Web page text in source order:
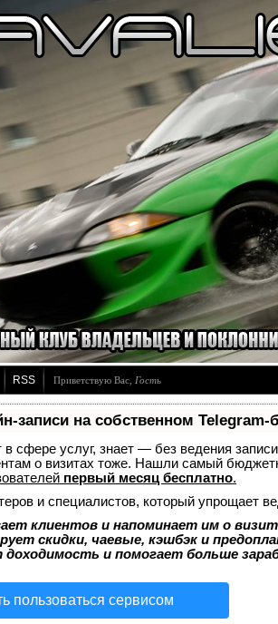
RSS Приветствую Вас Гость
записи на собственном Telegram-
в сфере услуг, знает — без ведения
о визитах тоже. Нашли самый
первый месяц бесплатно.
и специалистов, который упрощает
клиентов и напоминает им о
скидки, чаевые, кэшбэк и
доходимость и помогает больше
пользоваться сервисом